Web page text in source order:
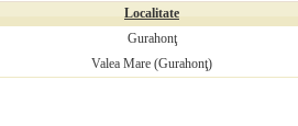
Localitate
Gurahonţ
Valea Mare (Gurahonţ)